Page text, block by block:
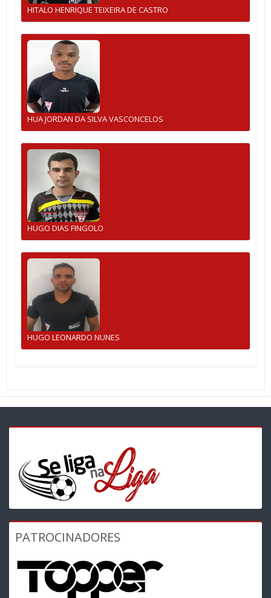
HITALO HENRIQUE TEIXEIRA DE CASTRO
HUA JORDAN DA SILVA VASCONCELOS
HUGO DIAS FINGOLO
HUGO LEONARDO NUNES
PATROCINADORES